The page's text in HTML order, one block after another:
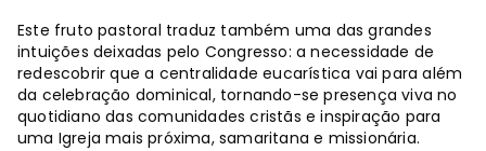
Este fruto pastoral traduz também uma das grandes
intuições deixadas pelo Congresso: a necessidade de
redescobrir que a centralidade eucarística vai para além
da celebração dominical, tornando-se presença viva no
quotidiano das comunidades cristãs e inspiração para
uma Igreja mais próxima, samaritana e missionária.